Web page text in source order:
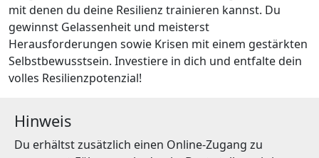
mit denen du deine Resilienz trainieren kannst. Du
gewinnst Gelassenheit und meisterst
Herausforderungen sowie Krisen mit einem gestärkten
Selbstbewusstsein. Investiere in dich und entfalte dein
volles Resilienzpotenzial!
Hinweis
Du erhältst zusätzlich einen Online-Zugang zu